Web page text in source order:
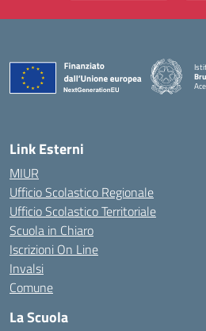
Link Esterni
MIUR
Ufficio Scolastico Regionale
Ufficio Scolastico Territoriale
Scuola in Chiaro
Iscrizioni On Line
Invalsi
Comune
La Scuola